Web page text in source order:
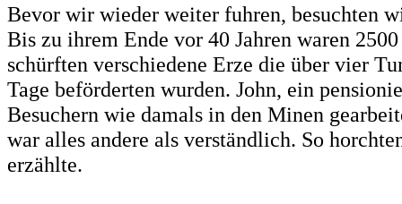
Bevor wir wieder weiter fuhren, besuchten
Bis zu ihrem Ende vor 40 Jahren waren
schürften verschiedene Erze die über vier
Tage beförderten wurden. John, ein
Besuchern wie damals in den Minen
war alles andere als verständlich. So
erzählte.